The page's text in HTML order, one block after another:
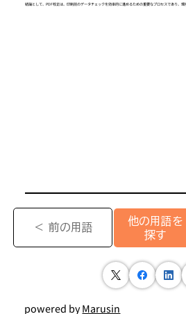
結論として、PDF校正は、印刷前のデータチェックを効率的に進めるための重要なプロセスであり、環
＜ 前の用語
他の用語を
探す
powered byMarusin